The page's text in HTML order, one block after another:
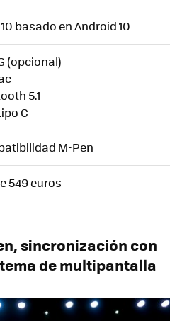
10 basado en Android 10
(opcional)
5.1
C
M-Pen
549 euros
sincronización con
de multipantalla